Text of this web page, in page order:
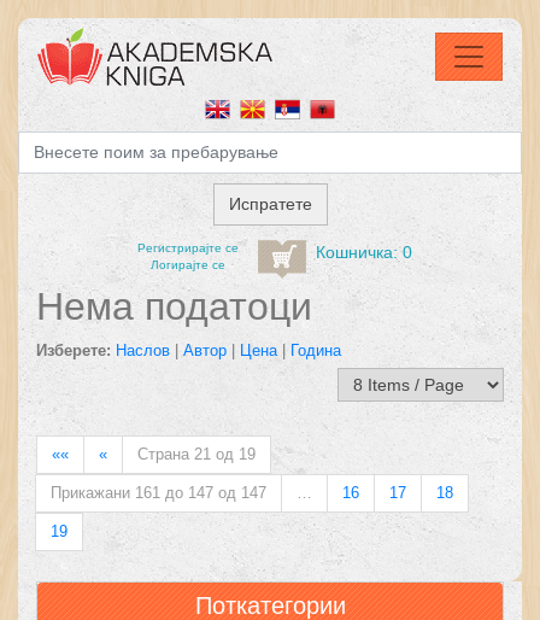
Регистрирајтe се
Логирајте се
Кошничка: 0
Нема податоци
Изберете: Наслов | Автор | Цена | Година
«« « Страна 21 од 19
Прикажани 161 до 147 од 147 16 17 18
19
Поткатегории